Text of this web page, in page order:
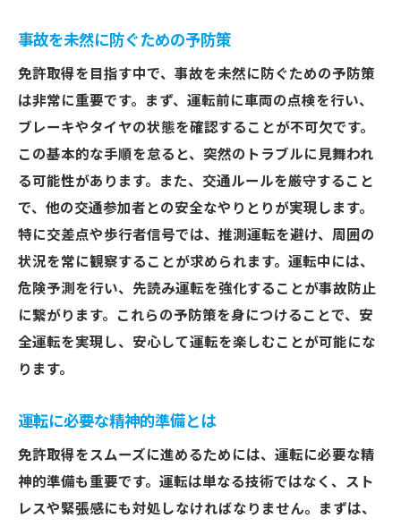
事故を未然に防ぐための予防策
免許取得を目指す中で、事故を未然に防ぐための予防策
は非常に重要です。まず、運転前に車両の点検を行い、
ブレーキやタイヤの状態を確認することが不可欠です。
この基本的な手順を怠ると、突然のトラブルに見舞われ
る可能性があります。また、交通ルールを厳守すること
で、他の交通参加者との安全なやりとりが実現します。
特に交差点や歩行者信号では、推測運転を避け、周囲の
状況を常に観察することが求められます。運転中には、
危険予測を行い、先読み運転を強化することが事故防止
に繋がります。これらの予防策を身につけることで、安
全運転を実現し、安心して運転を楽しむことが可能にな
ります。
運転に必要な精神的準備とは
免許取得をスムーズに進めるためには、運転に必要な精
神的準備も重要です。運転は単なる技術ではなく、スト
レスや緊張感にも対処しなければなりません。まずは、